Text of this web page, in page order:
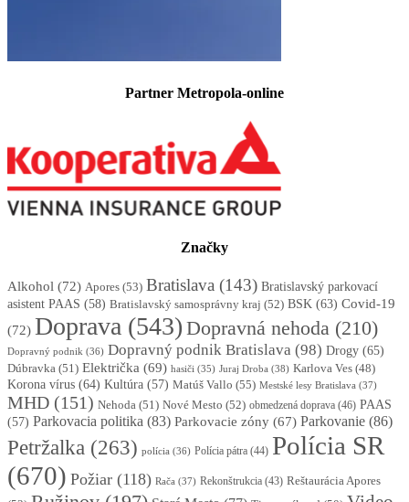
Partner Metropola-online
Značky
Alkohol (72) Apores (53) Bratislava (143) Bratislavský parkovací
asistent PAAS (58) Bratislavský samosprávny kraj (52) BSK (63) Covid-19
(72) Doprava (543) Dopravná nehoda (210)
Dopravný podnik (36) Dopravný podnik Bratislava (98) Drogy (65)
Dúbravka (51) Električka (69) hasiči (35) Juraj Droba (38) Karlova Ves (48)
Korona vírus (64) Kultúra (57) Matúš Vallo (55) Mestské lesy Bratislava (37)
MHD (151) Nehoda (51) Nové Mesto (52) obmedzená doprava (46) PAAS
(57) Parkovacia politika (83) Parkovacie zóny (67) Parkovanie (86)
Petržalka (263) polícia (36) Polícia pátra (44) Polícia SR
(670) Požiar (118) Rača (37) Rekonštrukcia (43) Reštaurácia Apores